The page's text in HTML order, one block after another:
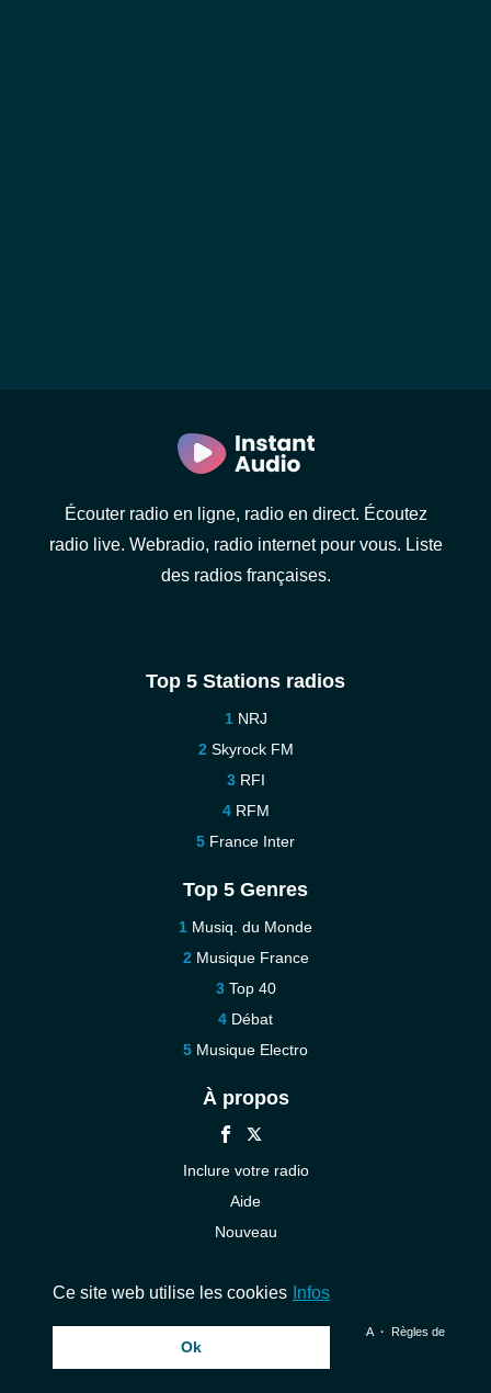
Écouter radio en ligne, radio en direct. Écoutez
radio live. Webradio, radio internet pour vous. Liste
des radios françaises.
Top 5 Stations radios
NRJ
Skyrock FM
RFI
RFM
France Inter
Top 5 Genres
Musiq. du Monde
Musique France
Top 40
Débat
Musique Electro
À propos
Inclure votre radio
Aide
Nouveau
DMCA・ Règles de
Ce site web utilise les cookies Infos
Ok